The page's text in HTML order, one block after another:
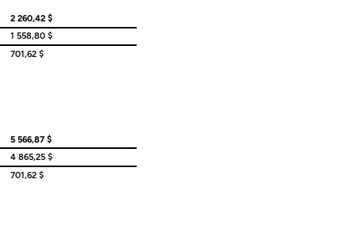
2 260,42 $
1 558,80 $
701,62 $
5 566,87 $
4 865,25 $
701,62 $